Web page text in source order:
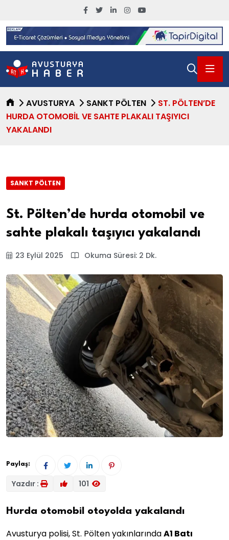
AVUSTURYA SANKT PÖLTEN
ST. PÖLTEN’DE
HURDA OTOMOBIL VE SAHTE PLAKALI TAŞIYICI
YAKALANDI
SANKT PÖLTEN
St. Pölten’de hurda otomobil ve
sahte plakalı taşıyıcı yakalandı
23 Eylül 2025 Okuma Süresi: 2 Dk.
Paylaş:
Yazdır : 101
Hurda otomobil otoyolda yakalandı
Avusturya polisi, St. Pölten yakınlarındaA1 Batı